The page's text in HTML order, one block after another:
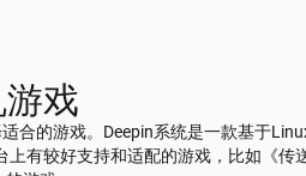
戏
合的游戏。Deepin系统是一款基于
有较好支持和适配的游戏，比如《传